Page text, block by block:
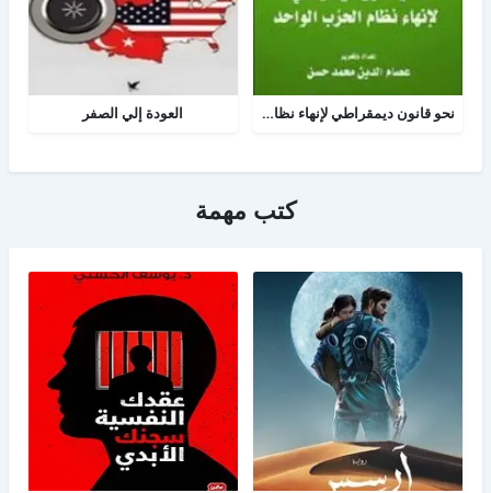
نحو قانون ديمقراطي لإنهاء نظام الحزب الواحد العودة إلي الصفر
كتب مهمة